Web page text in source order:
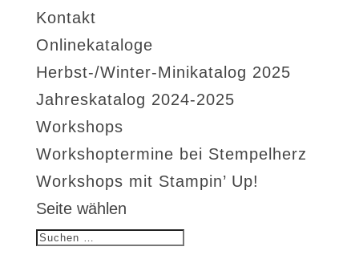
Kontakt
Onlinekataloge
Herbst-/Winter-Minikatalog 2025
Jahreskatalog 2024-2025
Workshops
Workshoptermine bei Stempelherz
Workshops mit Stampin’ Up!
Seite wählen